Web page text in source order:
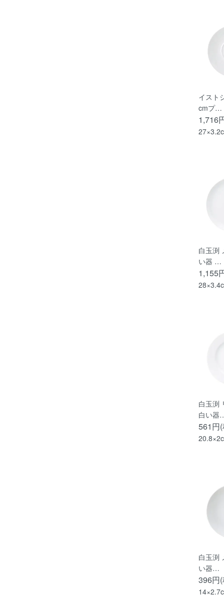
イスト
cmプ…
1,716
白玉渕
い器 …
1,155
白玉渕
白い器
561円
白玉渕
い器…
396円